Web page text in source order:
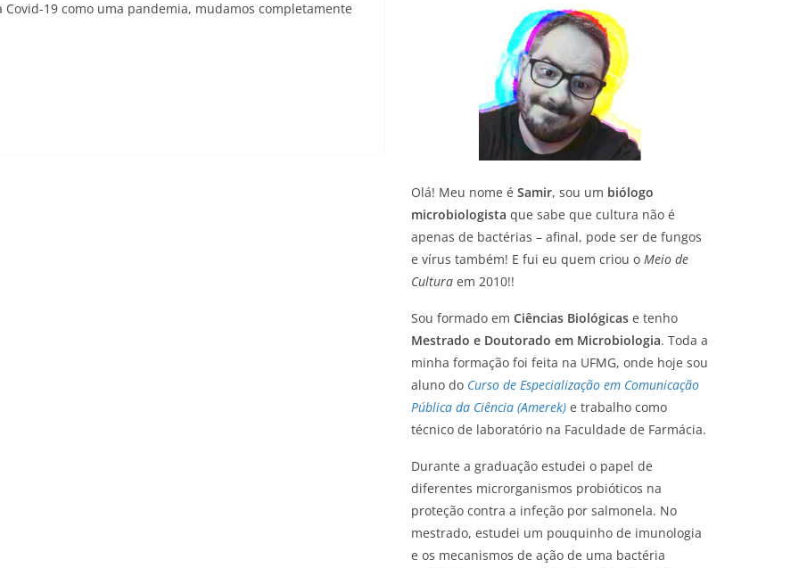
19 como uma pandemia, mudamos completamente
Olá! Meu nome é Samir, sou um biólogo
microbiologista que sabe que cultura não é
apenas de bactérias – afinal, pode ser de fungos
e vírus também! E fui eu quem criou o Meio de
Cultura em 2010!!
Sou formado em Ciências Biológicas e tenho
Mestrado e Doutorado em Microbiologia. Toda a
minha formação foi feita na UFMG, onde hoje sou
aluno do Curso de Especialização em Comunicação
Pública da Ciência (Amerek) e trabalho como
técnico de laboratório na Faculdade de Farmácia.
Durante a graduação estudei o papel de
diferentes microrganismos probióticos na
proteção contra a infeção por salmonela. No
mestrado, estudei um pouquinho de imunologia
e os mecanismos de ação de uma bactéria